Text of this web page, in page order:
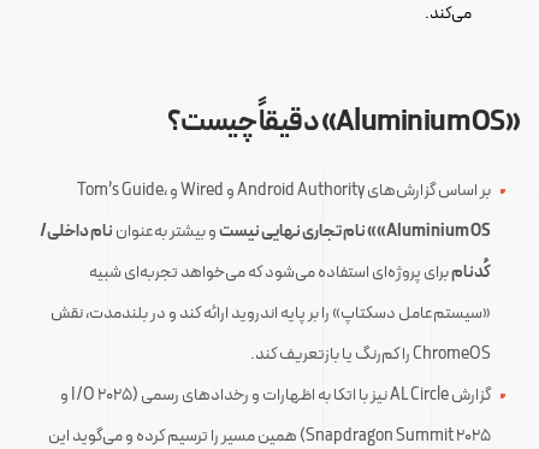
می‌کند.
«Aluminium OS» دقیقاً چیست؟
بر اساس گزارش‌های Android Authority و Wired و Tom’s Guide،
«Aluminium OS» نام تجاری نهایی نیست
و بیشتر به‌عنواننام داخلی/
کُدنامبرای پروژه‌ای استفاده می‌شود که می‌خواهد تجربه‌ای شبیه
«سیستم‌عامل دسکتاپ» را بر پایه اندروید ارائه کند و در بلندمدت، نقش
ChromeOS را کم‌رنگ یا بازتعریف کند.
گزارش AL Circle نیز با اتکا به اظهارات و رخدادهای رسمی (I/O 2025 و
Snapdragon Summit 2025) همین مسیر را ترسیم کرده و می‌گوید این